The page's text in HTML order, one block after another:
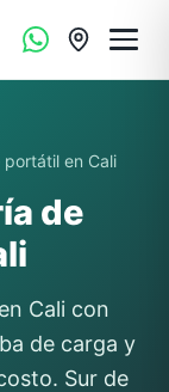
en Cali
de
Cali con
de carga y
Sur de